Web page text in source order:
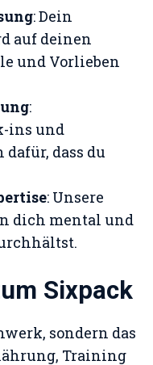
: Dein
auf deinen
und Vorlieben
:
ins und
dass du
: Unsere
dich mental und
Sixpack
sondern das
Training